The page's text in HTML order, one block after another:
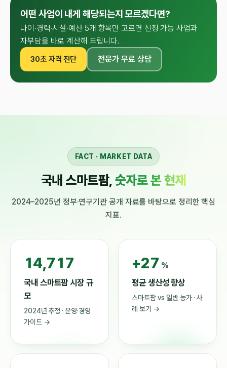
어떤 사업이 내게 해당되는지 모르겠다면?
나이·경력·시설·예산 5개 항목만 고르면 신청 가능 사업과
자부담을 바로 계산해 드립니다.
30초 자격 진단 전문가 무료 상담
FACT · MARKET DATA
국내 스마트팜,숫자로 본 현재
2024–2025년 정부·연구기관 공개 자료를 바탕으로 정리한 핵심
지표.
21,024
국내 스마트팜 시장 규
모
2024년 추정 · 운영·경영
가이드 →
+27 %
평균 생산성 향상
스마트팜 vs 일반 농가 · 사
례 보기 →